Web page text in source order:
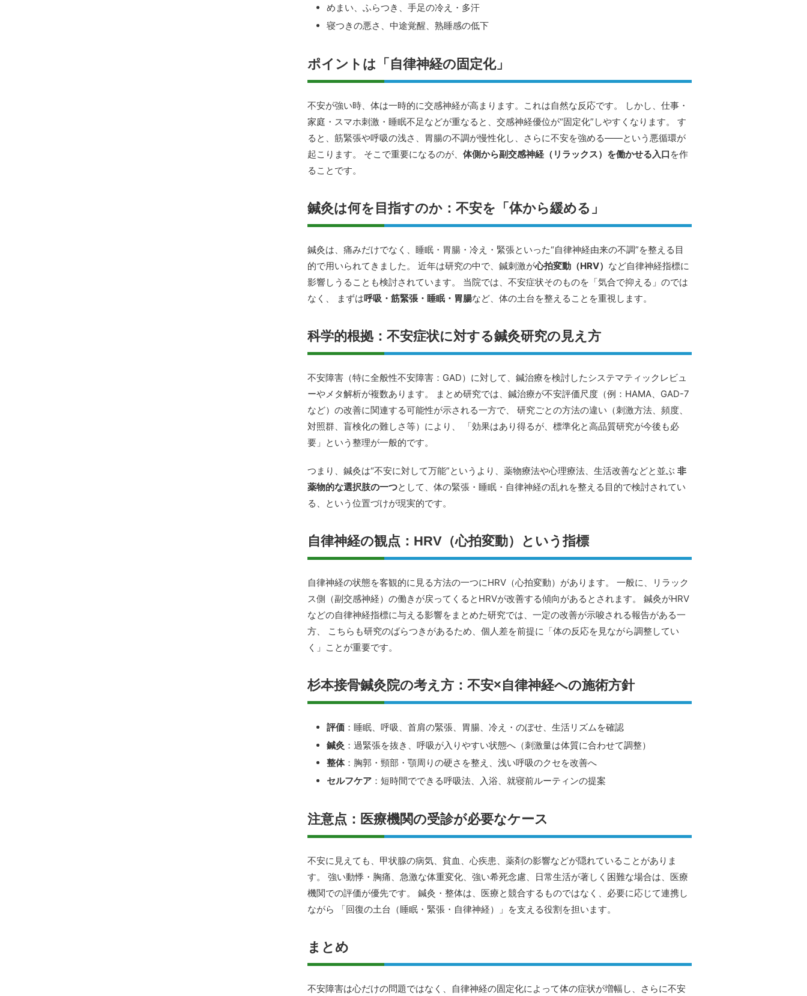
めまい、ふらつき、手足の冷え・多汗
寝つきの悪さ、中途覚醒、熟睡感の低下
ポイントは「自律神経の固定化」
不安が強い時、体は一時的に交感神経が高まります。これは自然な反応です。 しかし、仕事・
家庭・スマホ刺激・睡眠不足などが重なると、交感神経優位が“固定化”しやすくなります。 す
ると、筋緊張や呼吸の浅さ、胃腸の不調が慢性化し、さらに不安を強める――という悪循環が
起こります。 そこで重要になるのが、 体側から副交感神経（リラックス）を働かせる入口 を作
ることです。
鍼灸は何を目指すのか：不安を「体から緩める」
鍼灸は、痛みだけでなく、睡眠・胃腸・冷え・緊張といった“自律神経由来の不調”を整える目
的で用いられてきました。 近年は研究の中で、鍼刺激が心拍変動（HRV） など自律神経指標に
影響しうることも検討されています。 当院では、不安症状そのものを「気合で抑える」のでは
なく、 まずは呼吸・筋緊張・睡眠・胃腸など、体の土台を整えることを重視します。
科学的根拠：不安症状に対する鍼灸研究の見え方
不安障害（特に全般性不安障害：GAD）に対して、鍼治療を検討したシステマティックレビュ
ーやメタ解析が複数あります。 まとめ研究では、鍼治療が不安評価尺度（例：HAMA、GAD-7
など）の改善に関連する可能性が示される一方で、 研究ごとの方法の違い（刺激方法、頻度、
対照群、盲検化の難しさ等）により、 「効果はあり得るが、標準化と高品質研究が今後も必
要」という整理が一般的です。
つまり、鍼灸は“不安に対して万能”というより、薬物療法や心理療法、生活改善などと並ぶ 非
薬物的な選択肢の一つとして、体の緊張・睡眠・自律神経の乱れを整える目的で検討されてい
る、という位置づけが現実的です。
自律神経の観点：HRV（心拍変動）という指標
自律神経の状態を客観的に見る方法の一つにHRV（心拍変動）があります。 一般に、リラック
ス側（副交感神経）の働きが戻ってくるとHRVが改善する傾向があるとされます。 鍼灸がHRV
などの自律神経指標に与える影響をまとめた研究では、一定の改善が示唆される報告がある一
方、 こちらも研究のばらつきがあるため、個人差を前提に「体の反応を見ながら調整してい
く」ことが重要です。
杉本接骨鍼灸院の考え方：不安×自律神経への施術方針
評価 ：睡眠、呼吸、首肩の緊張、胃腸、冷え・のぼせ、生活リズムを確認
鍼灸 ：過緊張を抜き、呼吸が入りやすい状態へ（刺激量は体質に合わせて調整）
整体：胸郭・頸部・顎周りの硬さを整え、浅い呼吸のクセを改善へ
セルフケア ：短時間でできる呼吸法、入浴、就寝前ルーティンの提案
注意点：医療機関の受診が必要なケース
不安に見えても、甲状腺の病気、貧血、心疾患、薬剤の影響などが隠れていることがありま
す。 強い動悸・胸痛、急激な体重変化、強い希死念慮、日常生活が著しく困難な場合は、医療
機関での評価が優先です。 鍼灸・整体は、医療と競合するものではなく、必要に応じて連携し
ながら 「回復の土台（睡眠・緊張・自律神経）」を支える役割を担います。
まとめ
不安障害は心だけの問題ではなく、自律神経の固定化によって体の症状が増幅し、さらに不安